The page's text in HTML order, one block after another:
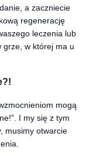
a zaczniecie
regenerację
leczenia lub
grze, w której ma u
mogą
I my się z tym
musimy otwarcie